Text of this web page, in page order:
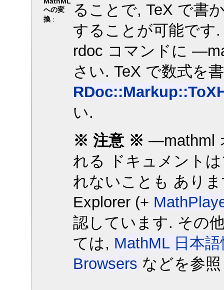
への変
換 :
ることで, TeX で書
することが可能です
rdoc コマンドに
さい. TeX で数式を
い.
※ 注意 ※ —mathml
れる ドキュメント
れないことも あり
Explorer (+
認しています. その
ては, MathML 日本
Browsers などを参